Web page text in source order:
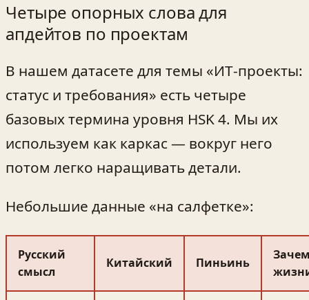
Четыре опорных слова для
апдейтов по проектам
В нашем датасете для темы «ИТ‑проекты:
статус и требования» есть четыре
базовых термина уровня HSK 4. Мы их
используем как каркас — вокруг него
потом легко наращивать детали.
Небольшие данные «на салфетке»:
Русский
смысл
Китайский Пиньинь